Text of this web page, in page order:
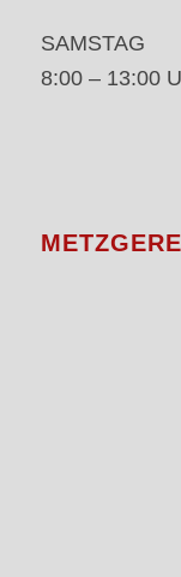
SAMSTAG
8:00 – 13:00